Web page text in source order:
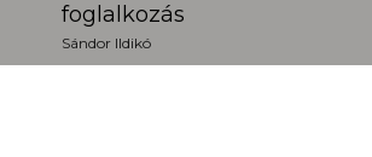
foglalkozás
Sándor Ildikó